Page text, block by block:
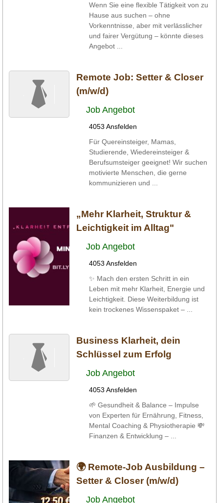
Wenn Sie eine flexible Tätigkeit von zu
Hause aus suchen – ohne
Vorkenntnisse, aber mit verlässlicher
und fairer Vergütung – könnte dieses
Angebot ...
Remote Job: Setter & Closer
(m/w/d)
Job Angebot
4053 Ansfelden
Für Quereinsteiger, Mamas,
Studierende, Wiedereinsteiger &
Berufsumsteiger geeignet! Wir suchen
motivierte Menschen, die gerne
kommunizieren und ...
„Mehr Klarheit, Struktur &
Leichtigkeit im Alltag"
Job Angebot
4053 Ansfelden
✨ Mach den ersten Schritt in ein
Leben mit mehr Klarheit, Energie und
Leichtigkeit. Diese Weiterbildung ist
kein trockenes Wissenspaket – ...
Business Klarheit, dein
Schlüssel zum Erfolg
Job Angebot
4053 Ansfelden
🌱 Gesundheit & Balance – Impulse
von Experten für Ernährung, Fitness,
Mental Coaching & Physiotherapie 💸
Finanzen & Entwicklung – ...
🌍 Remote-Job Ausbildung –
Setter & Closer (m/w/d)
Job Angebot